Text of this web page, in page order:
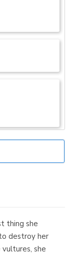
thing she
destroy her
she